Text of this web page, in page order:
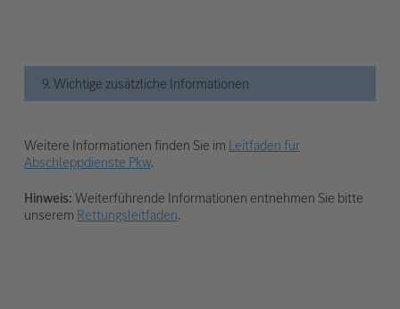
9. Wichtige zusätzliche Informationen
Weitere Informationen finden Sie im Leitfaden für
Abschleppdienste Pkw.
Hinweis:Weiterführende Informationen entnehmen Sie bitte
unserem Rettungsleitfaden.